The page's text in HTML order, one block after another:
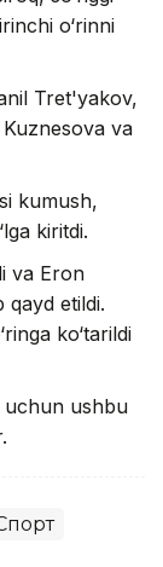
o‘rinni
Tret'yakov,
va
kumush,
kiritdi.
va Eron
qayd etildi.
ko‘tarildi
uchun ushbu